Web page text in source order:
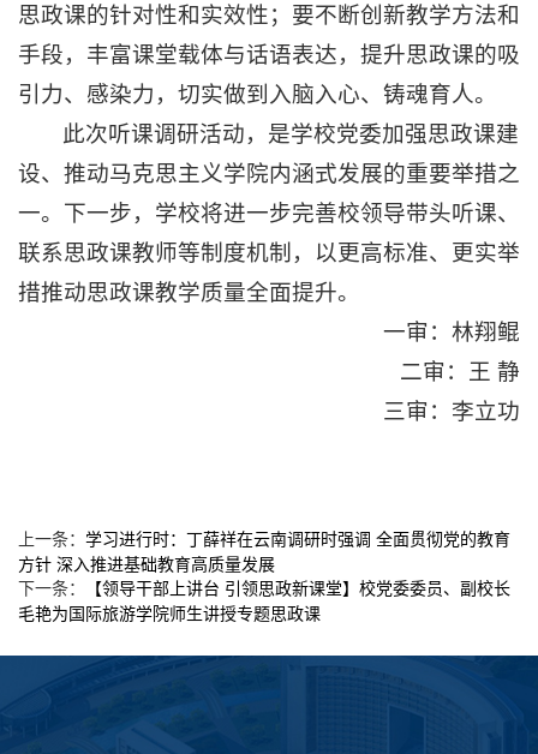
思政课的针对性和实效性；要不断创新教学方法和
手段，丰富课堂载体与话语表达，提升思政课的吸
引力、感染力，切实做到入脑入心、铸魂育人。
此次听课调研活动，是学校党委加强思政课建
设、推动马克思主义学院内涵式发展的重要举措之
一。下一步，学校将进一步完善校领导带头听课、
联系思政课教师等制度机制，以更高标准、更实举
措推动思政课教学质量全面提升。
一审：林翔鲲
二审：王 静
三审：李立功
上一条： 学习进行时：丁薛祥在云南调研时强调 全面贯彻党的教育
方针 深入推进基础教育高质量发展
下一条：
【领导干部上讲台 引领思政新课堂】校党委委员、副校长
毛艳为国际旅游学院师生讲授专题思政课